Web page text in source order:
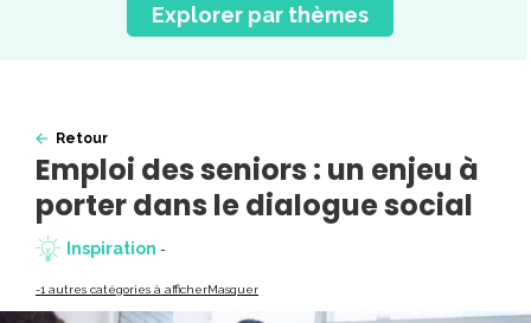
Explorer par thèmes
Retour
Emploi des seniors : un enjeu à
porter dans le dialogue social
Inspiration -
-1 autres catégories à afficherMasquer